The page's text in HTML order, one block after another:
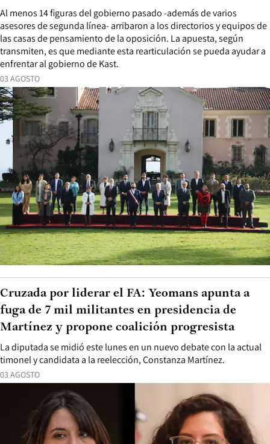
03 AGOSTO
Al menos 14 figuras del gobierno pasado -además de varios
asesores de segunda línea- arribaron a los directorios y equipos de
las casas de pensamiento de la oposición. La apuesta, según
transmiten, es que mediante esta rearticulación se pueda ayudar a
enfrentar al gobierno de Kast.
03 AGOSTO
La diputada se midió este lunes en un nuevo debate con la actual
timonel y candidata a la reelección, Constanza Martínez.
Cruzada por liderar el FA: Yeomans apunta a
fuga de 7 mil militantes en presidencia de
Martínez y propone coalición progresista